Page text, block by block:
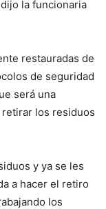
la funcionaria
restauradas de
de seguridad
será una
retirar los residuos
y ya se les
a hacer el retiro
los